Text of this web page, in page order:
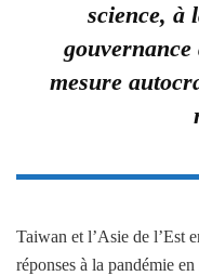
science, à
mesure
Taiwan et l’Asie de l’Est
réponses à la pandémie